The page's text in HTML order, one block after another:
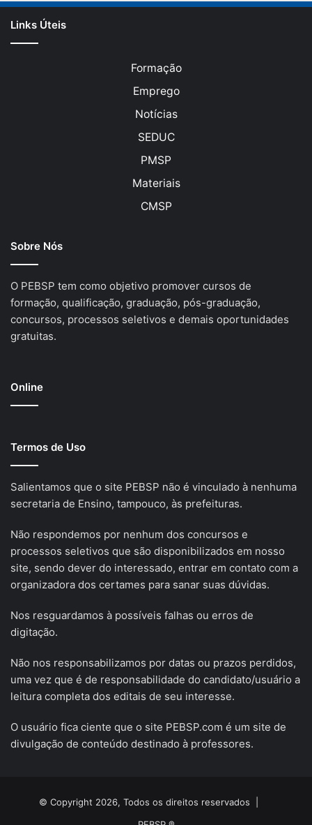
Links Úteis
Formação
Emprego
Notícias
SEDUC
PMSP
Materiais
CMSP
Sobre Nós
O PEBSP tem como objetivo promover cursos de
formação, qualificação, graduação, pós-graduação,
concursos, processos seletivos e demais oportunidades
gratuitas.
Online
Termos de Uso
Salientamos que o site PEBSP não é vinculado à nenhuma
secretaria de Ensino, tampouco, às prefeituras.
Não respondemos por nenhum dos concursos e
processos seletivos que são disponibilizados em nosso
site, sendo dever do interessado, entrar em contato com a
organizadora dos certames para sanar suas dúvidas.
Nos resguardamos à possíveis falhas ou erros de
digitação.
Não nos responsabilizamos por datas ou prazos perdidos,
uma vez que é de responsabilidade do candidato/usuário a
leitura completa dos editais de seu interesse.
O usuário fica ciente que o site PEBSP.com é um site de
divulgação de conteúdo destinado à professores.
© Copyright 2026, Todos os direitos reservados |